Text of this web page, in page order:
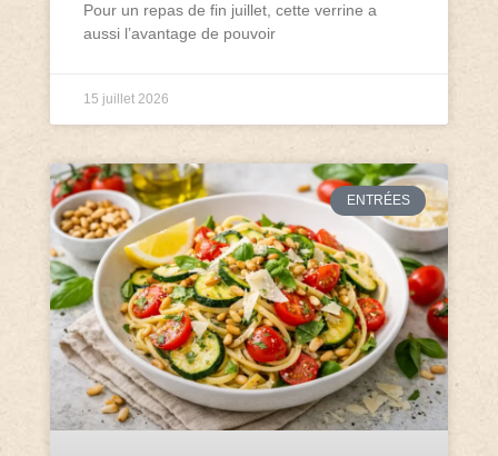
Pour un repas de fin juillet, cette verrine a
aussi l’avantage de pouvoir
15 juillet 2026
ENTRÉES